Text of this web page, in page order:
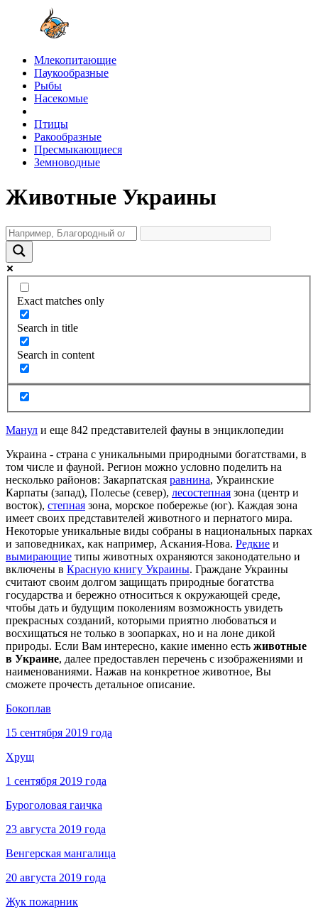
Млекопитающие
Паукообразные
Рыбы
Насекомые
Птицы
Ракообразные
Пресмыкающиеся
Земноводные
Животные Украины
Exact matches only
Search in title
Search in content
Манул и еще 842 представителей фауны в энциклопедии
Украина - страна с уникальными природными богатствами, в
том числе и фауной. Регион можно условно поделить на
несколько районов: Закарпатская равнина, Украинские
Карпаты (запад), Полесье (север), лесостепная зона (центр и
восток), степная зона, морское побережье (юг). Каждая зона
имеет своих представителей животного и пернатого мира.
Некоторые уникальные виды собраны в национальных парках
и заповедниках, как например, Аскания-Нова. Редкие и
вымирающие типы животных охраняются законодательно и
включены в Красную книгу Украины. Граждане Украины
считают своим долгом защищать природные богатства
государства и бережно относиться к окружающей среде,
чтобы дать и будущим поколениям возможность увидеть
прекрасных созданий, которыми приятно любоваться и
восхищаться не только в зоопарках, но и на лоне дикой
природы. Если Вам интересно, какие именно есть животные
в Украине, далее предоставлен перечень с изображениями и
наименованиями. Нажав на конкретное животное, Вы
сможете прочесть детальное описание.
Бокоплав
15 сентября 2019 года
Хрущ
1 сентября 2019 года
Буроголовая гаичка
23 августа 2019 года
Венгерская мангалица
20 августа 2019 года
Жук пожарник